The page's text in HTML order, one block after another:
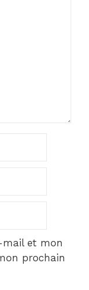
et mon
prochain